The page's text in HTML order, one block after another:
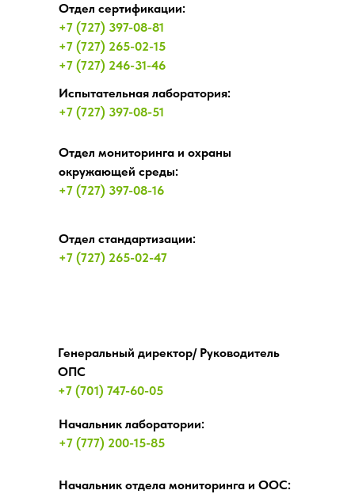
Отдел сертификации:
+7 (727) 397-08-81
+7 (727) 265-02-15
+7 (727) 246-31-46
Отдел мониторинга и охраны
окружающей среды:
+7 (727) 397-08-16
Отдел стандартизации:
+7 (727) 265-02-47
Испытательная лаборатория:
+7 (727) 397-08-51
Генеральный директор/ Руководитель
ОПС
+7 (701) 747-60-05
Начальник лаборатории:
+7 (777) 200-15-85
Начальник отдела мониторинга и ООС: